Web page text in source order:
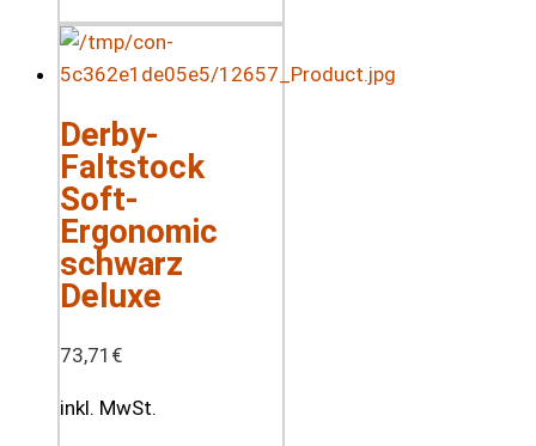
Derby-
Faltstock
Soft-
Ergonomic
schwarz
Deluxe
73,71 €
inkl. MwSt.